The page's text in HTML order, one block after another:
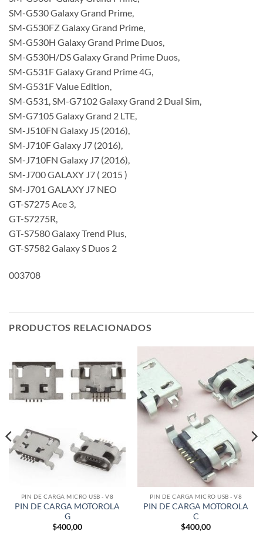
SM-G530 Galaxy Grand Prime,
SM-G530FZ Galaxy Grand Prime,
SM-G530H Galaxy Grand Prime Duos,
SM-G530H/DS Galaxy Grand Prime Duos,
SM-G531F Galaxy Grand Prime 4G,
SM-G531F Value Edition,
SM-G531, SM-G7102 Galaxy Grand 2 Dual Sim,
SM-G7105 Galaxy Grand 2 LTE,
SM-J510FN Galaxy J5 (2016),
SM-J710F Galaxy J7 (2016),
SM-J710FN Galaxy J7 (2016),
SM-J700 GALAXY J7 ( 2015 )
SM-J701 GALAXY J7 NEO
GT-S7275 Ace 3,
GT-S7275R,
GT-S7580 Galaxy Trend Plus,
GT-S7582 Galaxy S Duos 2
003708
PRODUCTOS RELACIONADOS
PIN DE CARGA MICRO USB - V8
PIN DE CARGA MOTOROLA
G
$400,00
PIN DE CARGA MICRO USB - V8
PIN DE CARGA MOTOROLA
C
$400,00